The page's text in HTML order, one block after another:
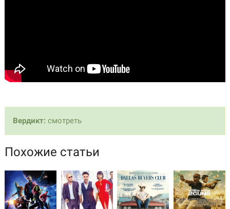
Вердикт: смотреть
Похожие статьи